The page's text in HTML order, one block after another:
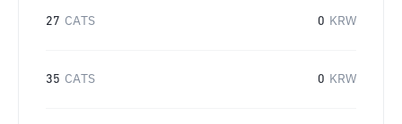
27 CATS 0 KRW
35 CATS 0 KRW